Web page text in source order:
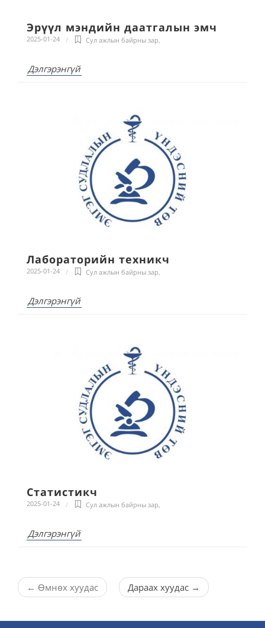
Эрүүл мэндийн даатгалын эмч
2025-01-24 Сул ажлын байрны зар,
Дэлгэрэнгүй
Лабораторийн техникч
2025-01-24 Сул ажлын байрны зар,
Дэлгэрэнгүй
Статистикч
2025-01-24 Сул ажлын байрны зар,
Дэлгэрэнгүй
← Өмнөх хуудас Дараах хуудас →